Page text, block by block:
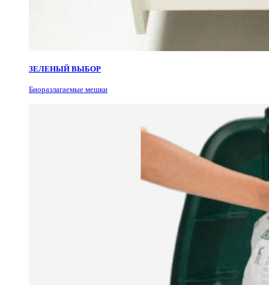
ЗЕЛЕНЫЙ ВЫБОР
Биоразлагаемые мешки